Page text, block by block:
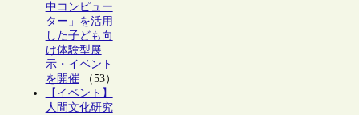
中コンピュー
ター」を活用
した子ども向
け体験型展
示・イベント
を開催（53）
【イベント】
人間文化研究